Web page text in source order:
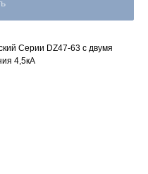
Серии DZ47-63 с двумя
4,5кА